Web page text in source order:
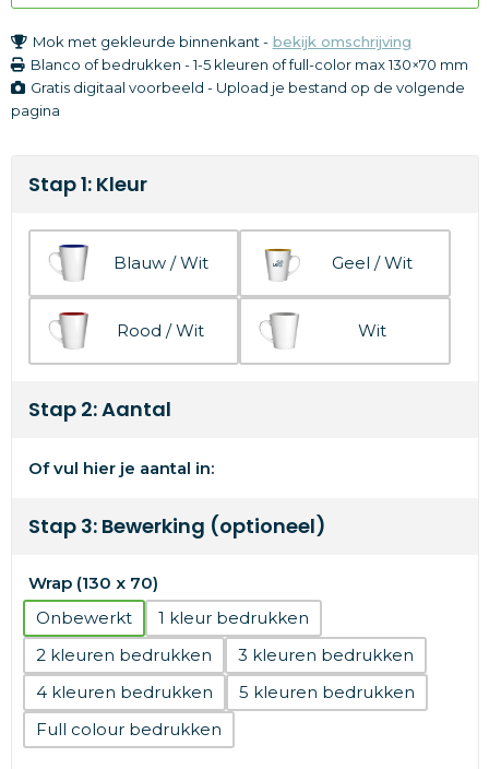
Mok met gekleurde binnenkant -bekijk omschrijving
Blanco of bedrukken -1-5 kleuren of full-color max 130×70 mm
Gratis digitaal voorbeeld - Upload je bestand op de volgende
pagina
Stap 1: Kleur
Blauw / Wit Geel / Wit
Rood / Wit Wit
Stap 2: Aantal
Of vul hier je aantal in:
Stap 3: Bewerking (optioneel)
Wrap (130 x 70)
Onbewerkt
1
2
3
4
5
Full colour